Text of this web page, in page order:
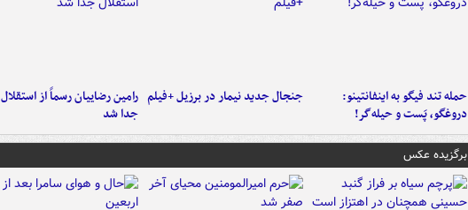
حمله تند فیگو به اینفانتینو:
دروغگو، پَست‌ و حیله‌گر!
جنجال جدید نیمار در برزیل +فیلم رامین رضاییان رسماً از استقلال
جدا شد
برگزیده عکس